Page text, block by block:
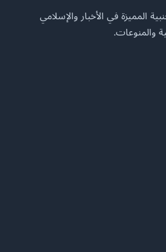
المميزة في الأخبار والإسلامي
والمنوعات.